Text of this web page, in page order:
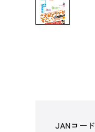
JANコード